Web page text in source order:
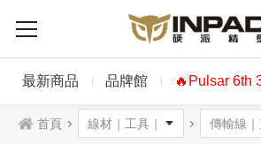
最新商品 品牌館 🔥Pulsar 6th
首頁